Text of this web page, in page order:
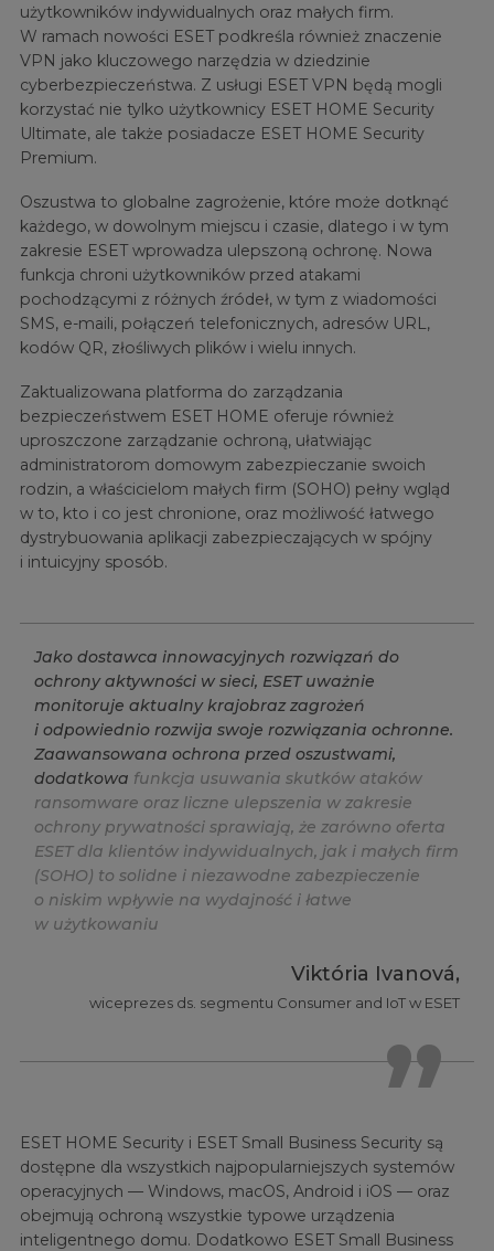
użytkowników indywidualnych oraz małych firm.
W ramach nowości ESET podkreśla również znaczenie
VPN jako kluczowego narzędzia w dziedzinie
cyberbezpieczeństwa. Z usługi ESET VPN będą mogli
korzystać nie tylko użytkownicy ESET HOME Security
Ultimate, ale także posiadacze ESET HOME Security
Premium.
Oszustwa to globalne zagrożenie, które może dotknąć
każdego, w dowolnym miejscu i czasie, dlatego i w tym
zakresie ESET wprowadza ulepszoną ochronę. Nowa
funkcja chroni użytkowników przed atakami
pochodzącymi z różnych źródeł, w tym z wiadomości
SMS, e-maili, połączeń telefonicznych, adresów URL,
kodów QR, złośliwych plików i wielu innych.
Zaktualizowana platforma do zarządzania
bezpieczeństwem ESET HOME oferuje również
uproszczone zarządzanie ochroną, ułatwiając
administratorom domowym zabezpieczanie swoich
rodzin, a właścicielom małych firm (SOHO) pełny wgląd
w to, kto i co jest chronione, oraz możliwość łatwego
dystrybuowania aplikacji zabezpieczających w spójny
i intuicyjny sposób.
Jako dostawca innowacyjnych rozwiązań do
ochrony aktywności w sieci, ESET uważnie
monitoruje aktualny krajobraz zagrożeń
i odpowiednio rozwija swoje rozwiązania ochronne.
Zaawansowana ochrona przed oszustwami,
dodatkowa funkcja usuwania skutków ataków
ransomware oraz liczne ulepszenia w zakresie
ochrony prywatności sprawiają, że zarówno oferta
ESET dla klientów indywidualnych, jak i małych frm
(SOHO) to solidne i niezawodne zabezpieczenie
o niskim wpływie na wydajność i łatwe
w użytkowaniu
Viktória Ivanová,
wiceprezes ds. segmentu Consumer and IoT w ESET
ESET HOME Security i ESET Small Business Security są
dostępne dla wszystkich najpopularniejszych systemów
operacyjnych — Windows, macOS, Android i iOS — oraz
obejmują ochroną wszystkie typowe urządzenia
inteligentnego domu. Dodatkowo ESET Small Business